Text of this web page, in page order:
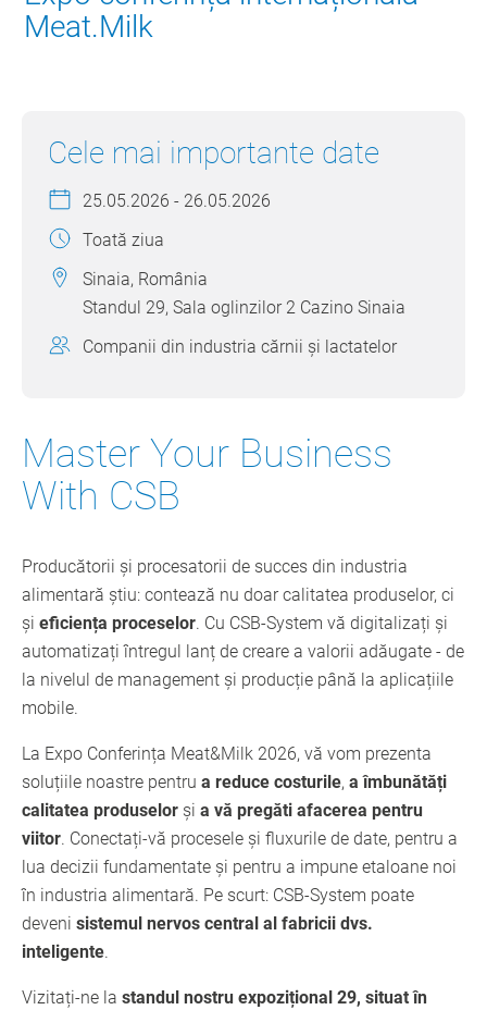
Meat.Milk
Cele mai importante date
25.05.2026 - 26.05.2026
Toată ziua
Sinaia, România
Standul 29, Sala oglinzilor 2 Cazino Sinaia
Companii din industria cărnii și lactatelor
Master Your Business
With CSB
Producătorii și procesatorii de succes din industria
alimentară știu: contează nu doar calitatea produselor, ci
și eficiența proceselor. Cu CSB-System vă digitalizați și
automatizați întregul lanț de creare a valorii adăugate - de
la nivelul de management și producție până la aplicațiile
mobile.
La Expo Conferința Meat&Milk 2026, vă vom prezenta
soluțiile noastre pentru a reduce costurile, a îmbunătăți
calitatea produselor și a vă pregăti afacerea pentru
viitor. Conectați-vă procesele și fluxurile de date, pentru a
lua decizii fundamentate și pentru a impune etaloane noi
în industria alimentară. Pe scurt: CSB-System poate
deveni sistemul nervos central al fabricii dvs.
inteligente.
Vizitați-ne la standul nostru expozițional 29, situat în